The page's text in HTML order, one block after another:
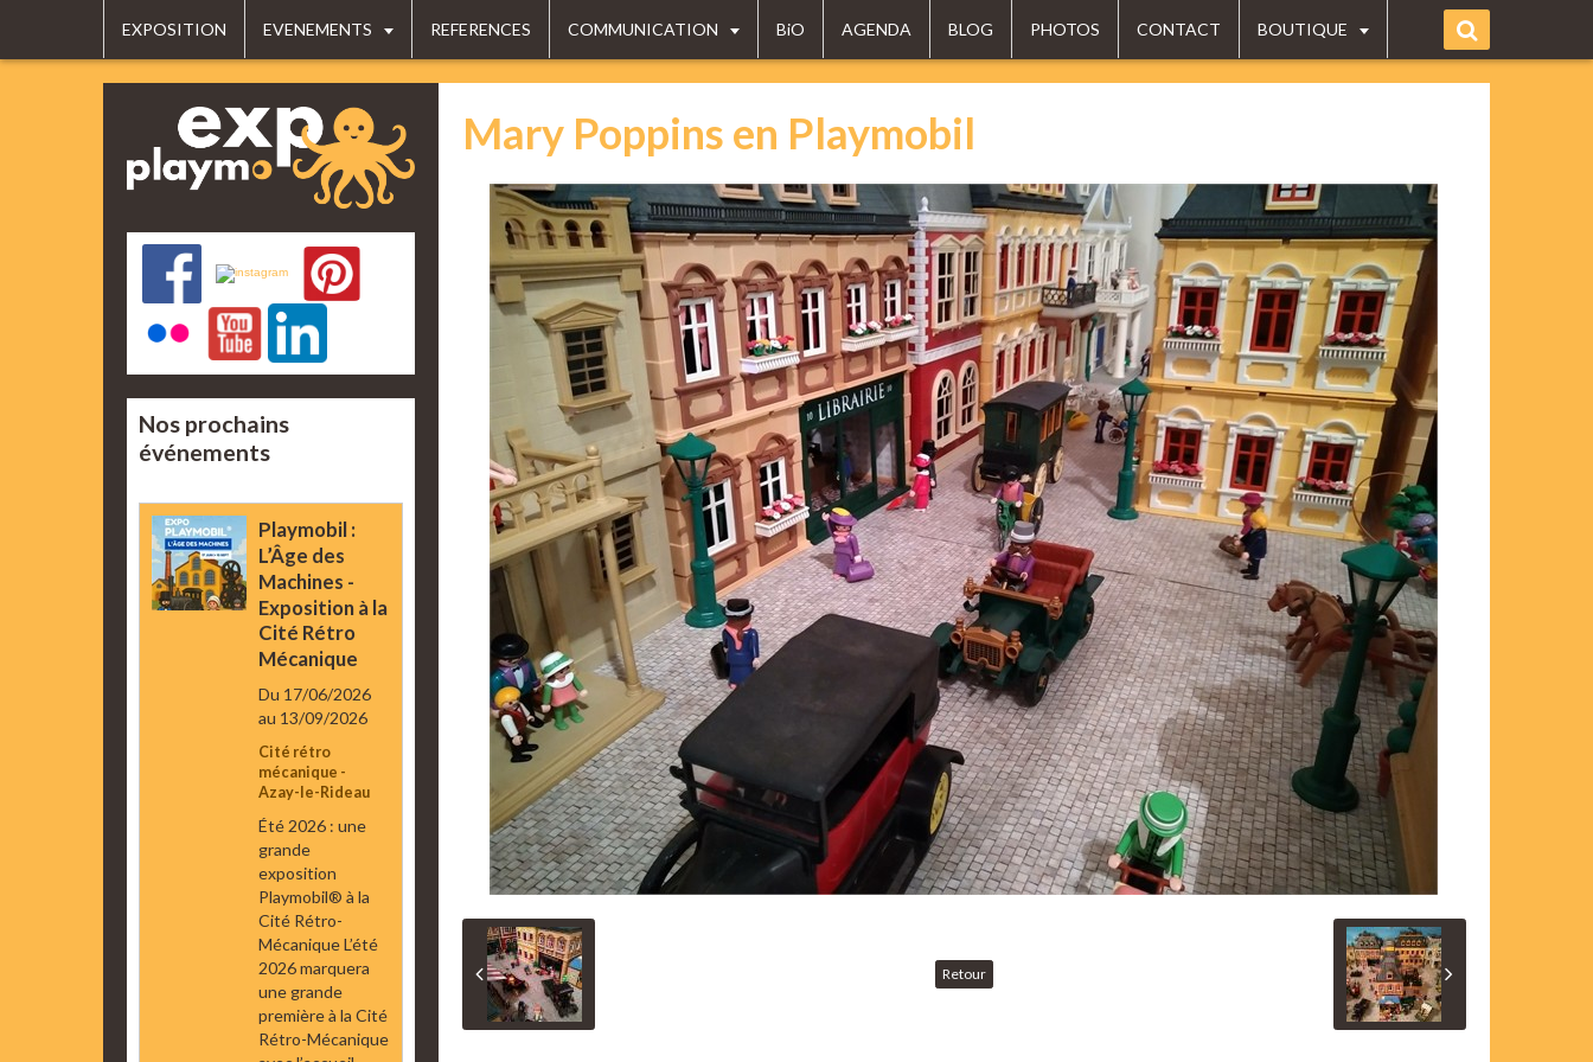
EXPOSITION EVENEMENTS REFERENCES COMMUNICATION BiO AGENDA BLOG PHOTOS CONTACT BOUTIQUE
Mary Poppins en Playmobil
Retour
Nos prochains
événements
Playmobil :
L’Âge des
Machines -
Exposition à la
Cité Rétro
Mécanique
Du 17/06/2026
au 13/09/2026
Cité rétro
mécanique -
Azay-le-Rideau
Été 2026 : une
grande
exposition
Playmobil® à la
Cité Rétro-
Mécanique L’été
2026 marquera
une grande
première à la Cité
Rétro-Mécanique